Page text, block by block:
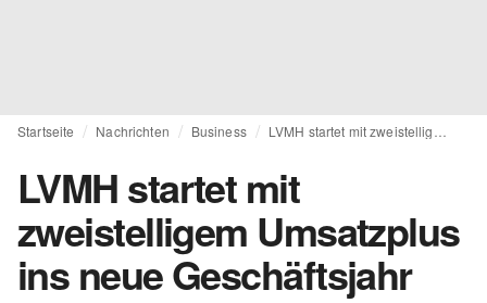
Startseite Nachrichten Business
LVMH startet mit
zweistelligem Umsatzplus
ins neue Geschäftsjahr